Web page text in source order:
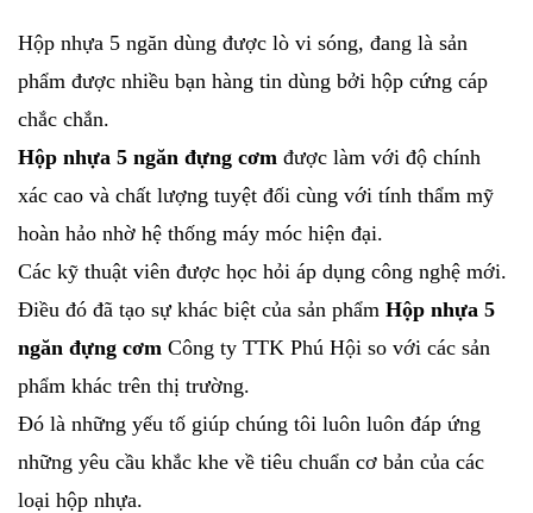
Hộp nhựa 5 ngăn dùng được lò vi sóng, đang là sản
phẩm được nhiều bạn hàng tin dùng bởi hộp cứng cáp
chắc chắn.
Hộp nhựa 5 ngăn đựng cơm được làm với độ chính
xác cao và chất lượng tuyệt đối cùng với tính thẩm mỹ
hoàn hảo nhờ hệ thống máy móc hiện đại.
Các kỹ thuật viên được học hỏi áp dụng công nghệ mới.
Điều đó đã tạo sự khác biệt của sản phẩm Hộp nhựa 5
ngăn đựng cơm Công ty TTK Phú Hội so với các sản
phẩm khác trên thị trường.
Đó là những yếu tố giúp chúng tôi luôn luôn đáp ứng
những yêu cầu khắc khe về tiêu chuẩn cơ bản của các
loại hộp nhựa.